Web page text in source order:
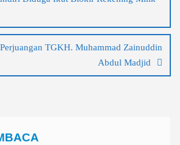
TGKH. Muhammad Zainuddin
Abdul Madjid